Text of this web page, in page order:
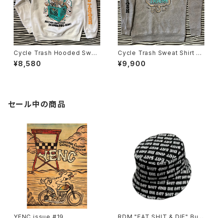
Cycle Trash Hooded Swea
tshirt "Milk Crate" 3C, whit
e
¥8,580
Cycle Trash Sweat Shirt "F
art" Sleeve logo, eco ash
¥9,900
セール中の商品